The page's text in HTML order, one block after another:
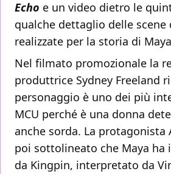
Echo e un video dietro le
qualche dettaglio delle scene
realizzate per la storia di
Nel filmato promozionale la
produttrice Sydney Freeland
personaggio è uno dei più
MCU perché è una donna
anche sorda. La protagonista
poi sottolineato che Maya
da Kingpin, interpretato da